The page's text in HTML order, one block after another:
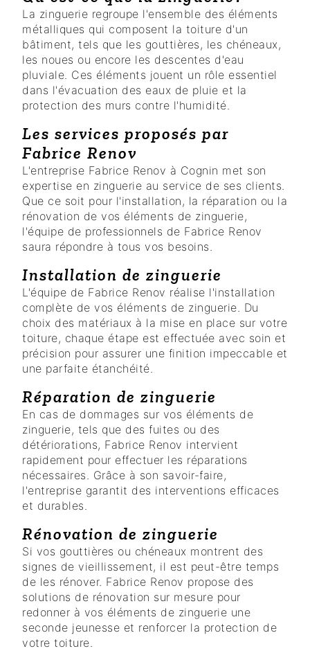
La zinguerie regroupe l'ensemble des éléments
métalliques qui composent la toiture d'un
bâtiment, tels que les gouttières, les chéneaux,
les noues ou encore les descentes d'eau
pluviale. Ces éléments jouent un rôle essentiel
dans l'évacuation des eaux de pluie et la
protection des murs contre l'humidité.
Les services proposés par
Fabrice Renov
L'entreprise Fabrice Renov à Cognin met son
expertise en zinguerie au service de ses clients.
Que ce soit pour l'installation, la réparation ou la
rénovation de vos éléments de zinguerie,
l'équipe de professionnels de Fabrice Renov
saura répondre à tous vos besoins.
Installation de zinguerie
L'équipe de Fabrice Renov réalise l'installation
complète de vos éléments de zinguerie. Du
choix des matériaux à la mise en place sur votre
toiture, chaque étape est effectuée avec soin et
précision pour assurer une finition impeccable et
une parfaite étanchéité.
Réparation de zinguerie
En cas de dommages sur vos éléments de
zinguerie, tels que des fuites ou des
détériorations, Fabrice Renov intervient
rapidement pour effectuer les réparations
nécessaires. Grâce à son savoir-faire,
l'entreprise garantit des interventions efficaces
et durables.
Rénovation de zinguerie
Si vos gouttières ou chéneaux montrent des
signes de vieillissement, il est peut-être temps
de les rénover. Fabrice Renov propose des
solutions de rénovation sur mesure pour
redonner à vos éléments de zinguerie une
seconde jeunesse et renforcer la protection de
votre toiture.